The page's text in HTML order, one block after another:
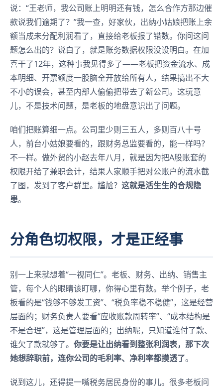
说：“王老师，我公司账上明明还有钱，怎么合作方那边催
款说我们逾期了？”我一查，好家伙，出纳小姑娘把账上余
额当成未分配利润看了，直接给老板报了错数。你问这问
题怎么出的？说白了，就是账务数据权限没设明白。在加
喜干了12年，这种事我见得多了——老板把资金流水、成
本明细、开票额度一股脑全开放给所有人，结果搞出不大
不小的误会，甚至内部人偷偷把带去了新公司。这玩意
儿，不是技术问题，是老板的地盘意识出了问题。
咱们把账算细一点。公司里少则三五人，多则百八十号
人，前台小姑娘要看的，跟财务总监要看的，能一样吗？
不一样。做外贸的小赵去年八月，就是因为把A股账套的
权限开给了兼职会计，结果人家顺手把对公账户的流水截
了图，发到了客户群里。尴尬？ 这就是活生生的合规隐
患。
分角色切权限，才是正经事
别一上来就想着“一视同仁”。老板、财务、出纳、销售主
管，每个人的眼睛该盯哪，你得心里有数。举个例子，老
板看的是“钱够不够发工资”、“税负率稳不稳健”，这是经营
层面的；财务负责人要看“应收账款周转率”、“成本结构是
不是合理”，这是管理层面的；出纳呢，只知道谁付了款、
谁欠了款就够了。 你要是让出纳看到整张利润表，那下次
她想辞职前，连你公司的毛利率、净利率都摸透了。
说到这儿，还得提一嘴税务居民身份的事儿。很多老板问